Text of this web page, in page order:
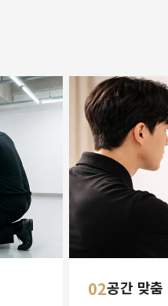
02공간 맞